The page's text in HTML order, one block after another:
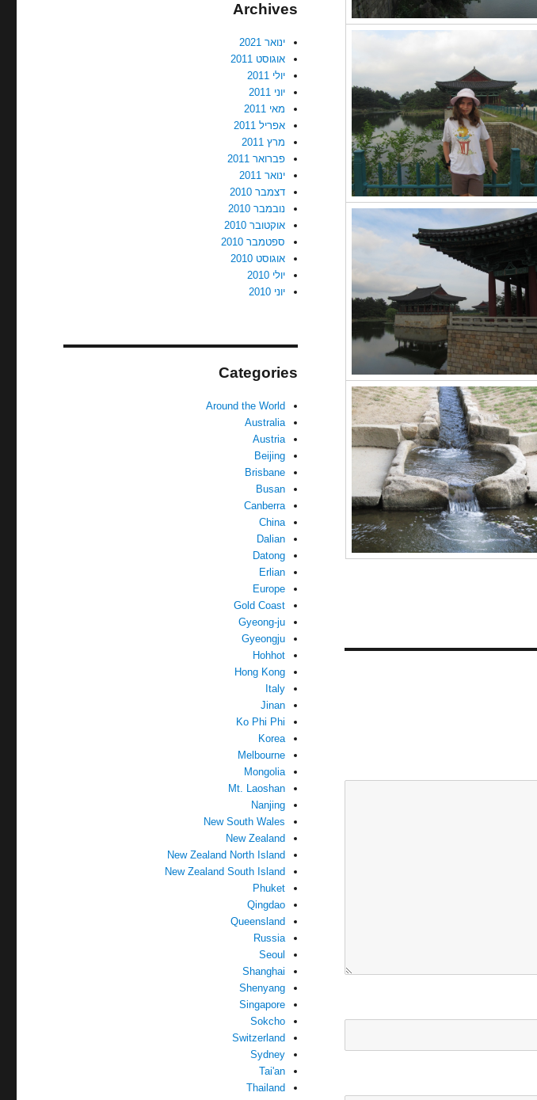
Archives
ינואר 2021
אוגוסט 2011
יולי 2011
יוני 2011
מאי 2011
אפריל 2011
מרץ 2011
פברואר 2011
ינואר 2011
דצמבר 2010
נובמבר 2010
אוקטובר 2010
ספטמבר 2010
אוגוסט 2010
יולי 2010
יוני 2010
Categories
Around the World
Australia
Austria
Beijing
Brisbane
Busan
Canberra
China
Dalian
Datong
Erlian
Europe
Gold Coast
Gyeong-ju
Gyeongju
Hohhot
Hong Kong
Italy
Jinan
Ko Phi Phi
Korea
Melbourne
Mongolia
Mt. Laoshan
Nanjing
New South Wales
New Zealand
New Zealand North Island
New Zealand South Island
Phuket
Qingdao
Queensland
Russia
Seoul
Shanghai
Shenyang
Singapore
Sokcho
Switzerland
Sydney
Tai'an
Thailand